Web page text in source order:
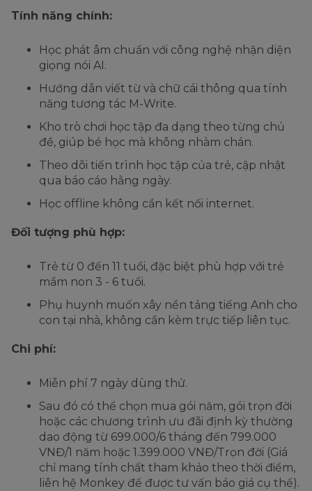
Tính năng chính:
Học phát âm chuẩn với công nghệ nhận diện
giọng nói AI.
Hướng dẫn viết từ và chữ cái thông qua tính
năng tương tác M-Write.
Kho trò chơi học tập đa dạng theo từng chủ
đề, giúp bé học mà không nhàm chán.
Theo dõi tiến trình học tập của trẻ, cập nhật
qua báo cáo hằng ngày.
Học offline không cần kết nối internet.
Đối tượng phù hợp:
Trẻ từ 0 đến 11 tuổi, đặc biệt phù hợp với trẻ
mầm non 3 - 6 tuổi.
Phụ huynh muốn xây nền tảng tiếng Anh cho
con tại nhà, không cần kèm trực tiếp liên tục.
Chi phí:
Miễn phí 7 ngày dùng thử.
Sau đó có thể chọn mua gói năm, gói trọn đời
hoặc các chương trình ưu đãi định kỳ thường
dao động từ 699.000/6 tháng đến 799.000
VNĐ/1 năm hoặc 1.399.000 VNĐ/Trọn đời (Giá
chỉ mang tính chất tham khảo theo thời điểm,
liên hệ Monkey để được tư vấn báo giá cụ thể).